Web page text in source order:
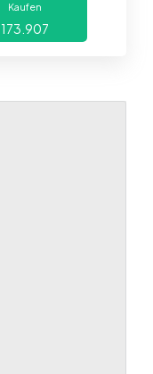
Kaufen
173.907